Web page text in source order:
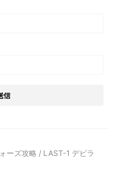
ーズ攻略 / LAST-1 デビラ